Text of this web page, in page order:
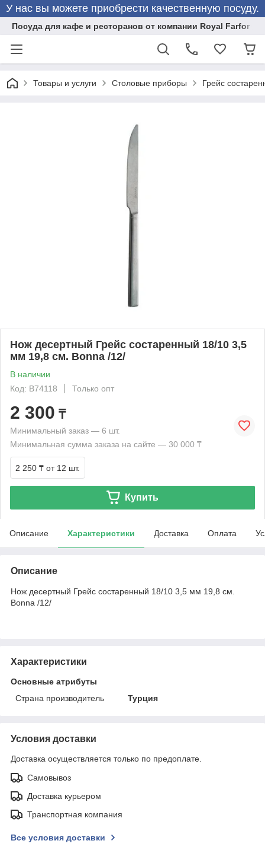
У нас вы можете приобрести качественную посуду.
Посуда для кафе и ресторанов от компании Royal Farfor
Товары и услуги Столовые приборы Грейс
Нож десертный Грейс состаренный 18/10 3,5
мм 19,8 см. Bonna /12/
В наличии
Код: B74118
Только опт
2 300 ₸
Минимальный заказ — 6 шт.
Минимальная сумма заказа на сайте — 30 000 ₸
2 250 ₸ от 12 шт.
Купить
Описание Характеристики Доставка Оплата
Описание
Нож десертный Грейс состаренный 18/10 3,5 мм 19,8 см.
Bonna /12/
Характеристики
Основные атрибуты
Страна производитель
Турция
Условия доставки
Доставка осуществляется только по предоплате.
Самовывоз
Доставка курьером
Транспортная компания
Все условия доставки